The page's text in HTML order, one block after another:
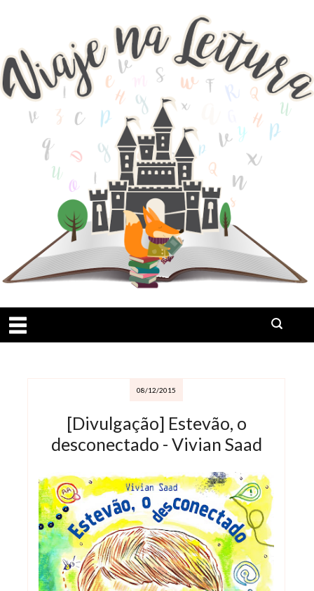
08/12/2015
[Divulgação] Estevão, o
desconectado - Vivian Saad